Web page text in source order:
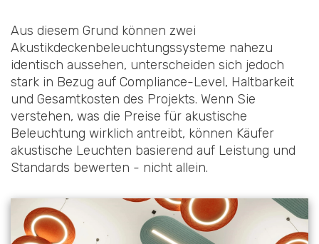
Aus diesem Grund können zwei
Akustikdeckenbeleuchtungssysteme nahezu
identisch aussehen, unterscheiden sich jedoch
stark in Bezug auf Compliance-Level, Haltbarkeit
und Gesamtkosten des Projekts. Wenn Sie
verstehen, was die Preise für akustische
Beleuchtung wirklich antreibt, können Käufer
akustische Leuchten basierend auf Leistung und
Standards bewerten - nicht allein.